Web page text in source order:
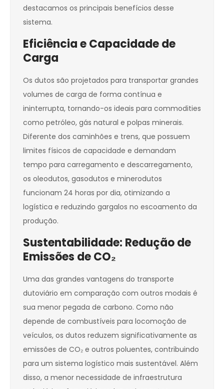
destacamos os principais benefícios desse
sistema.
Eficiência e Capacidade de
Carga
Os dutos são projetados para transportar grandes
volumes de carga de forma contínua e
ininterrupta, tornando-os ideais para commodities
como petróleo, gás natural e polpas minerais.
Diferente dos caminhões e trens, que possuem
limites físicos de capacidade e demandam
tempo para carregamento e descarregamento,
os oleodutos, gasodutos e minerodutos
funcionam 24 horas por dia, otimizando a
logística e reduzindo gargalos no escoamento da
produção.
Sustentabilidade: Redução de
Emissões de CO₂
Uma das grandes vantagens do transporte
dutoviário em comparação com outros modais é
sua menor pegada de carbono. Como não
depende de combustíveis para locomoção de
veículos, os dutos reduzem significativamente as
emissões de CO₂ e outros poluentes, contribuindo
para um sistema logístico mais sustentável. Além
disso, a menor necessidade de infraestrutura